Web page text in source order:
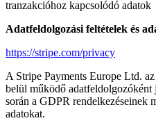
tranzakcióhoz kapcsolódó adatok
Adatfeldolgozási feltételek és
https://stripe.com/privacy
A Stripe Payments Europe Ltd.
belül működő adatfeldolgozóként
során a GDPR rendelkezéseinek
adatokat.